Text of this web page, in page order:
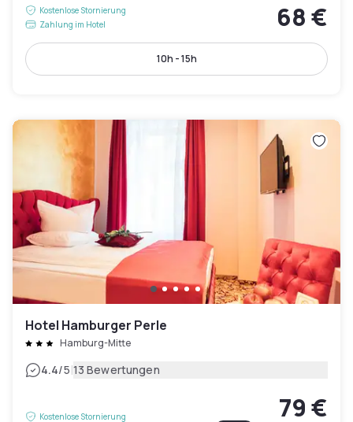
Kostenlose Stornierung
Zahlung im Hotel
68 €
10h - 15h
Hotel Hamburger Perle
Hamburg-Mitte
4.4/5|13 Bewertungen
Kostenlose Stornierung 79 €